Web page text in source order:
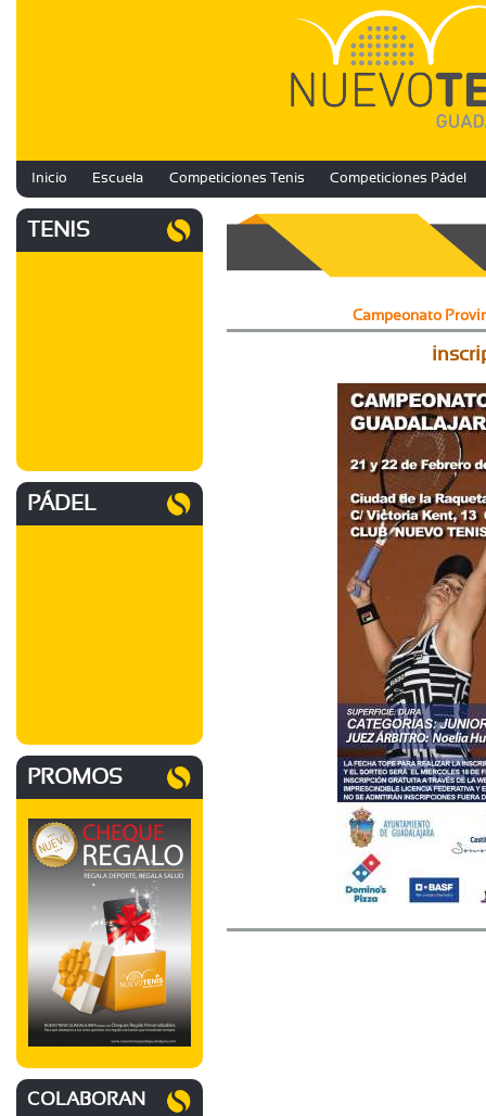
Inicio Escuela Competiciones Tenis Competiciones Pádel
TENIS
PÁDEL
PROMOS
COLABORAN
Campeonato